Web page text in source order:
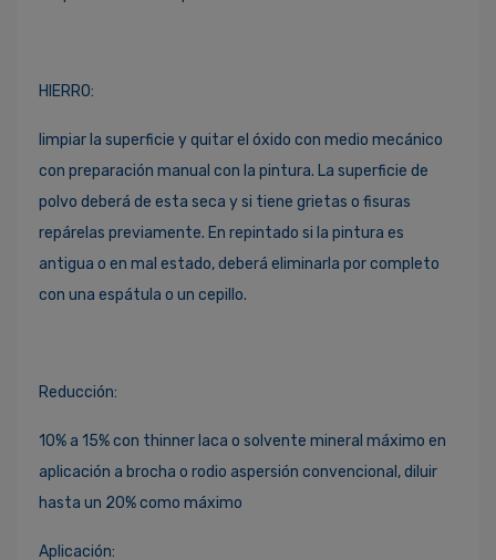
HIERRO:
limpiar la superficie y quitar el óxido con medio mecánico
con preparación manual con la pintura. La superficie de
polvo deberá de esta seca y si tiene grietas o fisuras
repárelas previamente. En repintado si la pintura es
antigua o en mal estado, deberá eliminarla por completo
con una espátula o un cepillo.
Reducción:
10% a 15% con thinner laca o solvente mineral máximo en
aplicación a brocha o rodio aspersión convencional, diluir
hasta un 20% como máximo
Aplicación: